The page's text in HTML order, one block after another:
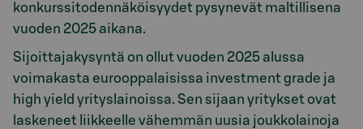
konkurssitodennäköisyydet pysynevät maltillisena
vuoden 2025 aikana.
Sijoittajakysyntä on ollut vuoden 2025 alussa
voimakasta eurooppalaisissa investment grade ja
high yield yrityslainoissa. Sen sijaan yritykset ovat
laskeneet liikkeelle vähemmän uusia joukkolainoja